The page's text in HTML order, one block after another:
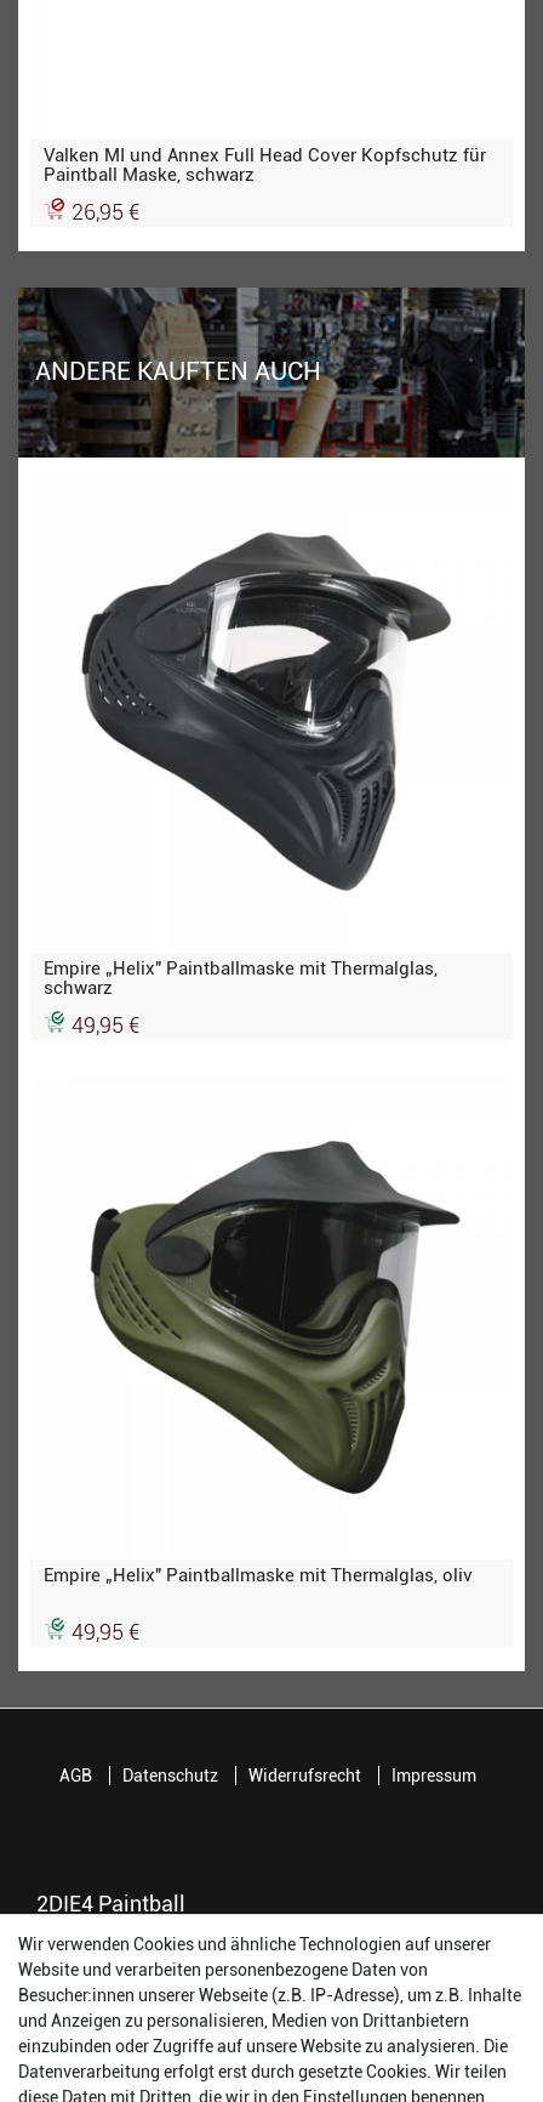
Valken MI und Annex Full Head Cover Kopfschutz für
Paintball Maske, schwarz
26,95 €
ANDERE KAUFTEN AUCH
Empire „Helix" Paintballmaske mit Thermalglas,
schwarz
49,95 €
Empire „Helix" Paintballmaske mit Thermalglas, oliv
49,95 €
2DIE4 Paintball
56457 Westerburg
Reinhold-Ferger-Straße 26
order@2die4-sports.com
0 26 63/ 9 68 69 37
Öffnungszeiten
AGB Datenschutz Widerrufsrecht Impressum
Wir verwenden Cookies und ähnliche Technologien auf unserer
Website und verarbeiten personenbezogene Daten von
Besucher:innen unserer Webseite (z.B. IP-Adresse), um z.B. Inhalte
und Anzeigen zu personalisieren, Medien von Drittanbietern
einzubinden oder Zugriffe auf unsere Website zu analysieren. Die
Datenverarbeitung erfolgt erst durch gesetzte Cookies. Wir teilen
diese Daten mit Dritten, die wir in den Einstellungen benennen.